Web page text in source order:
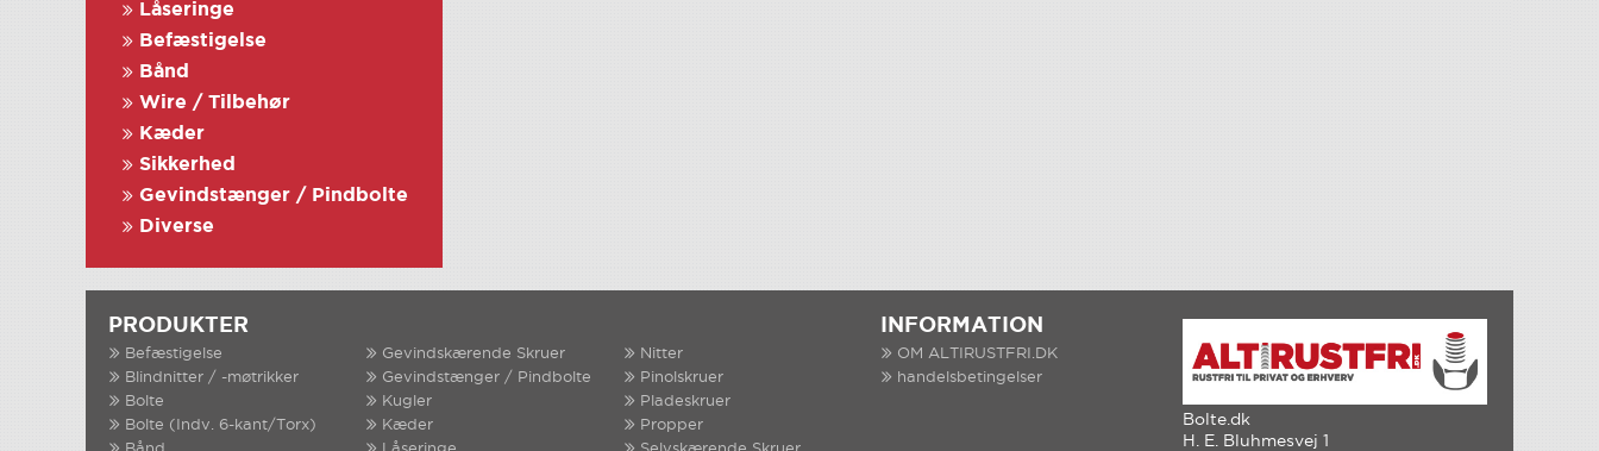
Låseringe
Befæstigelse
Bånd
Wire / Tilbehør
Kæder
Sikkerhed
Gevindstænger / Pindbolte
Diverse
PRODUKTER
Befæstigelse
Blindnitter / -møtrikker
Bolte
Bolte (Indv. 6-kant/Torx)
Gevindskærende Skruer
Gevindstænger / Pindbolte
Kugler
Kæder
Nitter
Pinolskruer
Pladeskruer
Propper
INFORMATION
OM ALTIRUSTFRI.DK
handelsbetingelser
Bolte.dk
H. E. Bluhmesvej 1